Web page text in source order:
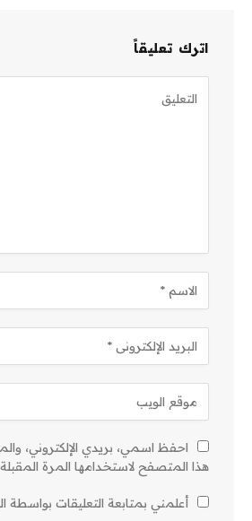
اترك تعليقاً
احفظ اسمي، بريدي الإلكتروني،
هذا المتصفح لاستخدامها المرة
أعلمني بمتابعة التعليقات بواسطة